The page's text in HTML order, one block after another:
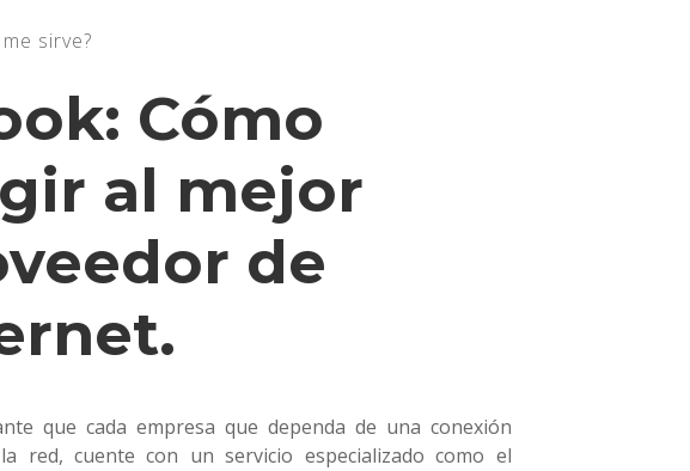
sirve?
Cómo
al mejor
de
que cada empresa que dependa de una conexión
red, cuente con un servicio especializado como el